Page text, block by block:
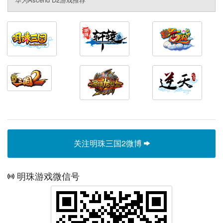
关注明珠三国2微博
明珠游戏微信号